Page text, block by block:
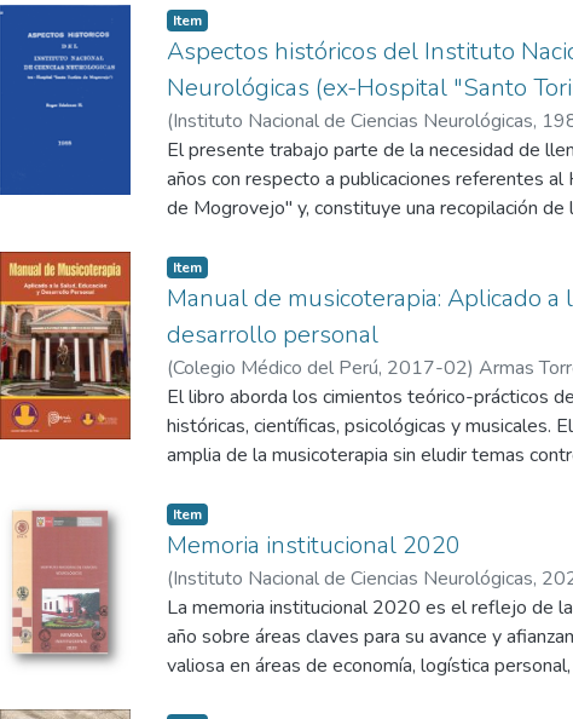
en dicho Compendio han sido indexadas en el
Portal Regional BVS de Bireme/OPS/OMS. Los
publicación y refieren al enlace de su texto
Item
Aspectos históricos del Instituto
Neurológicas (ex-Hospital "Santo
(Instituto Nacional de Ciencias Neurológicas,
El presente trabajo parte de la necesidad de
años con respecto a publicaciones referentes
de Mogrovejo" y, constituye una recopilación
reflejar en lo posible la realidad objetiva e
denominado Instituto Nacional, considerado con
la Neurología Peruana". Los temas contenidos
Etapa del Hospital Neurológico (1939-1985);
estadísticos del Refugio de Incurables (1928-
"Santo Toribio de Mogrovejo" (1939-1952).
Item
Manual de musicoterapia: Aplicado a
desarrollo personal
(Colegio Médico del Perú, 2017-02)Armas
Bertha ;De la Calle Aramburú, Luis
El libro aborda los cimientos teórico-prácticos
históricas, científicas, psicológicas y musicales.
amplia de la musicoterapia sin eludir temas
Perceptiva Vivencial. La lectura de este libro
un alimento cósmico de extraordinario valor para
capítulo, se presentan ejercicios aplicativos.
Item
Memoria institucional 2020
(Instituto Nacional de Ciencias Neurológicas,
Nacional de Ciencias Neurológicas
La memoria institucional 2020 es el reflejo de
año sobre áreas claves para su avance y
valiosa en áreas de economía, logística